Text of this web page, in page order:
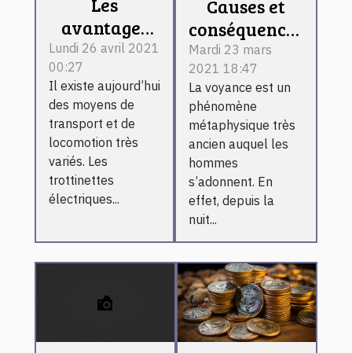
avantages
d'une
trottinette
électrique
Lundi 26 avril 2021
00:27
Il existe aujourd’hui
des moyens de
transport et de
locomotion très
variés. Les
trottinettes
électriques...
Causes et
conséquences
de la
voyance
Mardi 23 mars
2021 18:47
La voyance est un
phénomène
métaphysique très
ancien auquel les
hommes
s’adonnent. En
effet, depuis la
nuit...